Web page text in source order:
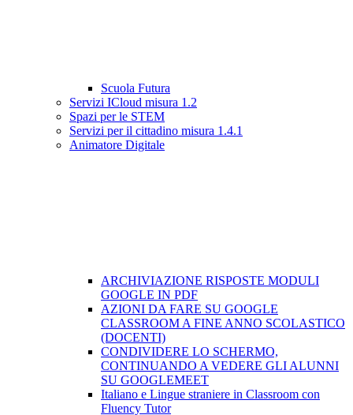
Scuola Futura
Servizi ICloud misura 1.2
Spazi per le STEM
Servizi per il cittadino misura 1.4.1
Animatore Digitale
ARCHIVIAZIONE RISPOSTE MODULI
GOOGLE IN PDF
AZIONI DA FARE SU GOOGLE
CLASSROOM A FINE ANNO SCOLASTICO
(DOCENTI)
CONDIVIDERE LO SCHERMO,
CONTINUANDO A VEDERE GLI ALUNNI
SU GOOGLEMEET
Italiano e Lingue straniere in Classroom con
Fluency Tutor